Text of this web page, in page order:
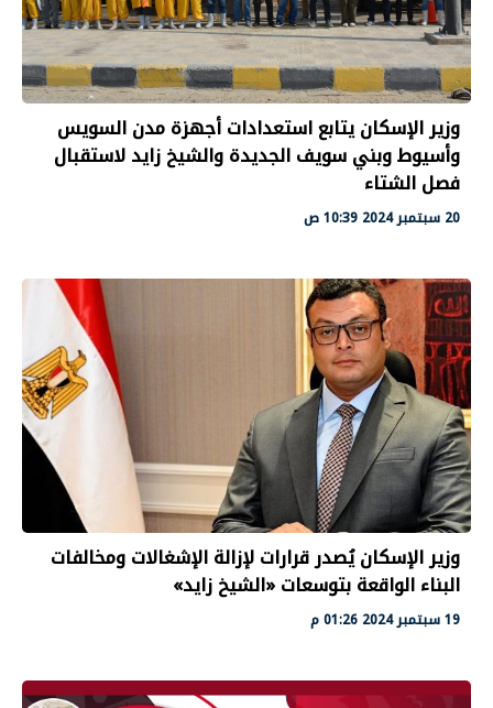
وزير الإسكان يتابع استعدادات أجهزة مدن السويس
وأسيوط وبني سويف الجديدة والشيخ زايد لاستقبال
فصل الشتاء
20 سبتمبر 2024 10:39 ص
وزير الإسكان يُصدر قرارات لإزالة الإشغالات ومخالفات
البناء الواقعة بتوسعات «الشيخ زايد»
19 سبتمبر 2024 01:26 م